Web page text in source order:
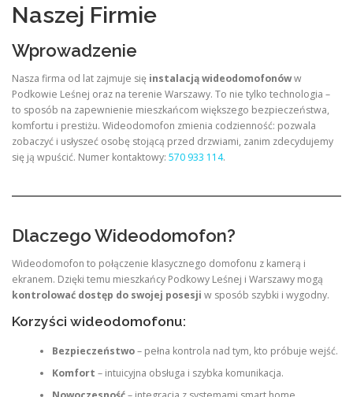
Naszej Firmie
Wprowadzenie
Nasza firma od lat zajmuje się instalacją wideodomofonóww
Podkowie Leśnej oraz na terenie Warszawy. To nie tylko technologia –
to sposób na zapewnienie mieszkańcom większego bezpieczeństwa,
komfortu i prestiżu. Wideodomofon zmienia codzienność: pozwala
zobaczyć i usłyszeć osobę stojącą przed drzwiami, zanim zdecydujemy
się ją wpuścić. Numer kontaktowy: 570 933 114.
Dlaczego Wideodomofon?
Wideodomofon to połączenie klasycznego domofonu z kamerą i
ekranem. Dzięki temu mieszkańcy Podkowy Leśnej i Warszawy mogą
kontrolować dostęp do swojej posesji w sposób szybki i wygodny.
Korzyści wideodomofonu:
Bezpieczeństwo– pełna kontrola nad tym, kto próbuje wejść.
Komfort – intuicyjna obsługa i szybka komunikacja.